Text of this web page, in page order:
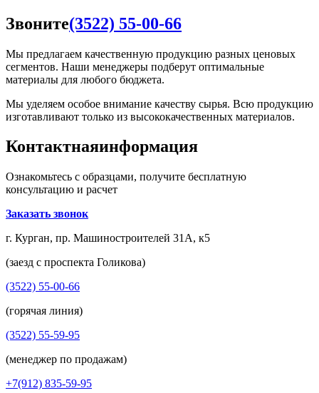
Звоните(3522) 55-00-66
Мы предлагаем качественную продукцию разных ценовых
сегментов. Наши менеджеры подберут оптимальные
материалы для любого бюджета.
Мы уделяем особое внимание качеству сырья. Всю продукцию
изготавливают только из высококачественных материалов.
Контактнаяинформация
Ознакомьтесь с образцами, получите бесплатную
консультацию и расчет
Заказать звонок
г. Курган, пр. Машиностроителей 31А, к5
(заезд с проспекта Голикова)
(3522) 55-00-66
(горячая линия)
(3522) 55-59-95
(менеджер по продажам)
+7(912) 835-59-95